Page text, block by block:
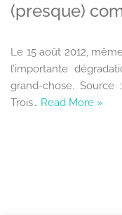
(presque)
Le 15 août 2012,
l’importante
grand-chose. Source
Trois… Read More »